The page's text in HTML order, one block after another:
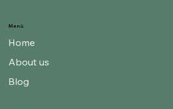
Menù
Home
About us
Blog